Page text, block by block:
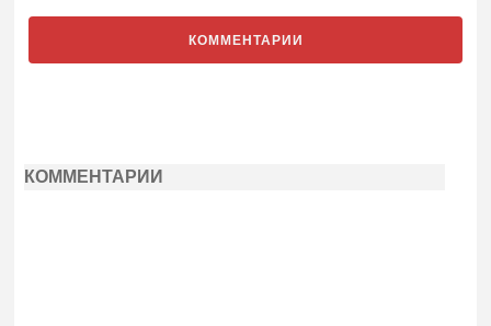
КОММЕНТАРИИ
КОММЕНТАРИИ